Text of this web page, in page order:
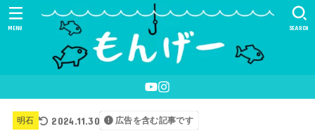
SEARCH
MENU
明石 2024.11.30 広告を含む記事です